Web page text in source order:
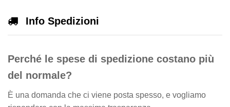
Info Spedizioni
Perché le spese di spedizione costano più
del normale?
È una domanda che ci viene posta spesso, e vogliamo